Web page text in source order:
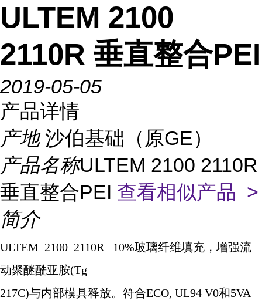
ULTEM 2100
2110R 垂直整合PEI
2019-05-05
产品详情
产地 沙伯基础（原GE）
产品名称ULTEM 2100 2110R
垂直整合PEI 查看相似产品 >
简介
ULTEM 2100 2110R 10%玻璃纤维填充，增强流
动聚醚酰亚胺(Tg
217C)与内部模具释放。符合ECO, UL94 V0和5VA